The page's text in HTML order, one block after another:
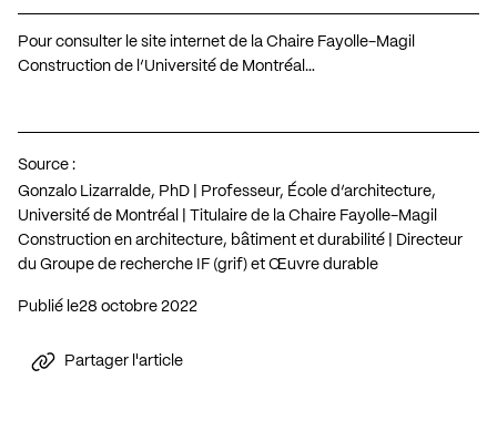
Pour consulter le site internet de la Chaire Fayolle-Magil
Construction de l’Université de Montréal…
Source :
Gonzalo Lizarralde, PhD | Professeur, École d’architecture,
Université de Montréal | Titulaire de la Chaire Fayolle-Magil
Construction en architecture, bâtiment et durabilité | Directeur
du Groupe de recherche IF (grif) et Œuvre durable
Publié le 28 octobre 2022
Partager l'article